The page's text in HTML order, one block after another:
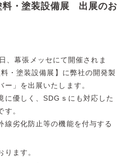
・塗装設備展 出展のお
、幕張メッセにて開催されま
・塗装設備展】に弊社の開発製
」を出展いたします。
に優しく、SDGｓにも対応した
。
線劣化防止等の機能を付与する
ります。